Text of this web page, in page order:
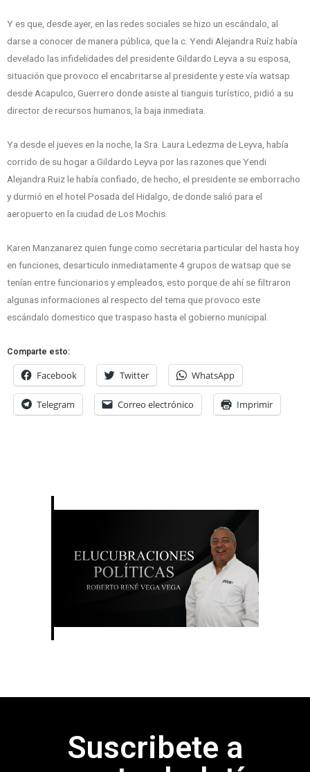
Y es que, desde ayer, en las redes sociales se hizo un escándalo, al
darse a conocer de manera pública, que la c. Yendi Alejandra Ruíz había
develado las infidelidades del presidente Gildardo Leyva a su esposa,
situación que provoco el encabritarse al presidente y este vía watsap
desde Acapulco, Guerrero donde asiste al tianguis turístico, pidió a su
director de recursos humanos, la baja inmediata.
Ya desde el jueves en la noche, la Sra. Laura Ledezma de Leyva, había
corrido de su hogar a Gildardo Leyva por las razones que Yendi
Alejandra Ruiz le había confiado, de hecho, el presidente se emborracho
y durmió en el hotel Posada del Hidalgo, de donde salió para el
aeropuerto en la ciudad de Los Mochis.
Karen Manzanarez quien funge como secretaria particular del hasta hoy
en funciones, desarticulo inmediatamente 4 grupos de watsap que se
tenían entre funcionarios y empleados, esto porque de ahí se filtraron
algunas informaciones al respecto del tema que provoco este
escándalo domestico que traspaso hasta el gobierno municipal.
Comparte esto:
Facebook Twitter WhatsApp
Telegram Correo electrónico Imprimir
Suscribete a